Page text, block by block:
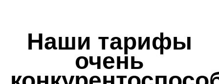
Наши тарифы
очень